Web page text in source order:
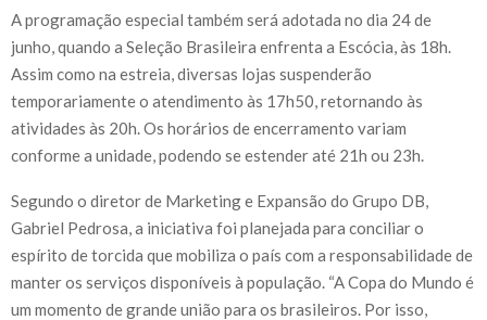
A programação especial também será adotada no dia 24 de
junho, quando a Seleção Brasileira enfrenta a Escócia, às 18h.
Assim como na estreia, diversas lojas suspenderão
temporariamente o atendimento às 17h50, retornando às
atividades às 20h. Os horários de encerramento variam
conforme a unidade, podendo se estender até 21h ou 23h.
Segundo o diretor de Marketing e Expansão do Grupo DB,
Gabriel Pedrosa, a iniciativa foi planejada para conciliar o
espírito de torcida que mobiliza o país com a responsabilidade de
manter os serviços disponíveis à população. “A Copa do Mundo é
um momento de grande união para os brasileiros. Por isso,